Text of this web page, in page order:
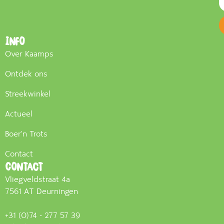
Info
Over Kaamps
Ontdek ons
Streekwinkel
Actueel
Boer'n Trots
Contact
Contact
Vliegveldstraat 4a
7561 AT Deurningen
+31 (0)74 - 277 57 39